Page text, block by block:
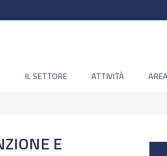
IL SETTORE ATTIVITÀ
E